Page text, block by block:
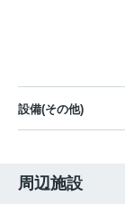
設備(その他)
周辺施設